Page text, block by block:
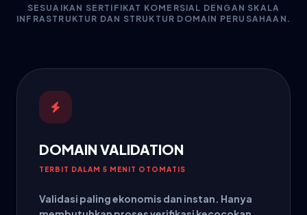
SESUAIKAN SERTIFIKAT KOMERSIAL DENGAN SKALA
INFRASTRUKTUR DAN STRUKTUR DOMAIN PERUSAHAAN.
DOMAIN VALIDATION
TERBIT DALAM 5 MENIT OTOMATIS
Validasi paling ekonomis dan instan. Hanya